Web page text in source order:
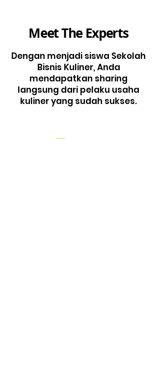
Meet The Experts
Dengan menjadi siswa Sekolah
Bisnis Kuliner, Anda
mendapatkan sharing
langsung dari pelaku usaha
kuliner yang sudah sukses.